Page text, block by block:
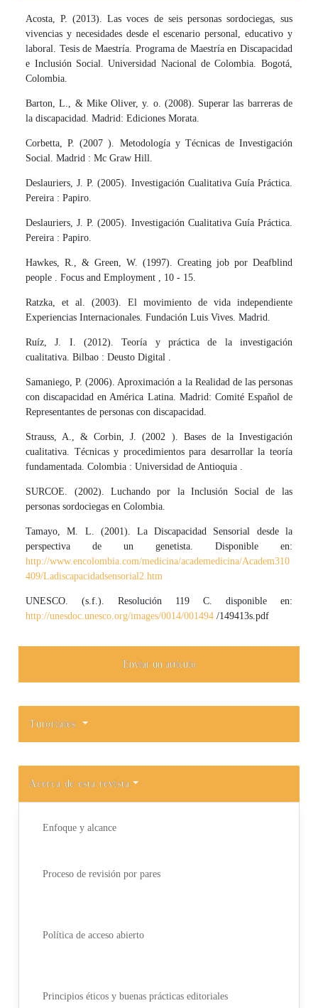
Acosta, P. (2013). Las voces de seis personas sordociegas, sus
vivencias y necesidades desde el escenario personal, educativo y
laboral. Tesis de Maestría. Programa de Maestría en Discapacidad
e Inclusión Social. Universidad Nacional de Colombia. Bogotá,
Colombia.
Barton, L., & Mike Oliver, y. o. (2008). Superar las barreras de
la discapacidad. Madrid: Ediciones Morata.
Corbetta, P. (2007 ). Metodología y Técnicas de Investigación
Social. Madrid : Mc Graw Hill.
Deslauriers, J. P. (2005). Investigación Cualitativa Guía Práctica.
Pereira : Papiro.
Deslauriers, J. P. (2005). Investigación Cualitativa Guía Práctica.
Pereira : Papiro.
Hawkes, R., & Green, W. (1997). Creating job por Deafblind
people . Focus and Employment , 10 - 15.
Ratzka, et al. (2003). El movimiento de vida independiente
Experiencias Internacionales. Fundación Luis Vives. Madrid.
Ruíz, J. I. (2012). Teoría y práctica de la investigación
cualitativa. Bilbao : Deusto Digital .
Samaniego, P. (2006). Aproximación a la Realidad de las personas
con discapacidad en América Latina. Madrid: Comité Español de
Representantes de personas con discapacidad.
Strauss, A., & Corbin, J. (2002 ). Bases de la Investigación
cualitativa. Técnicas y procedimientos para desarrollar la teoría
fundamentada. Colombia : Universidad de Antioquia .
SURCOE. (2002). Luchando por la Inclusión Social de las
personas sordociegas en Colombia.
Tamayo, M. L. (2001). La Discapacidad Sensorial desde la
perspectiva de un genetista. Disponible en:
http://www.encolombia.com/medicina/academedicina/Academ310
409/Ladiscapacidadsensorial2.htm
UNESCO. (s.f.). Resolución 119 C. disponible en:
http://unesdoc.unesco.org/images/0014/001494 /149413s.pdf
Enviar un artículo
Tutoriales
Acerca de esta revista
Enfoque y alcance
Proceso de revisión por pares
Política de acceso abierto
Principios éticos y buenas prácticas editoriales